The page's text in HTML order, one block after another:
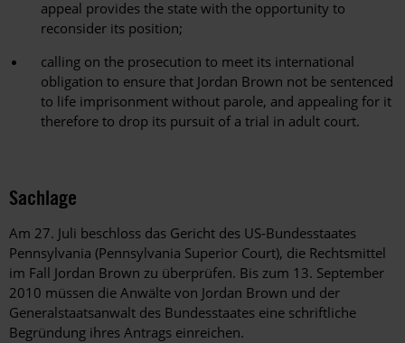
appeal provides the state with the opportunity to
reconsider its position;
calling on the prosecution to meet its international
obligation to ensure that Jordan Brown not be sentenced
to life imprisonment without parole, and appealing for it
therefore to drop its pursuit of a trial in adult court.
Sachlage
Am 27. Juli beschloss das Gericht des US-Bundesstaates
Pennsylvania (Pennsylvania Superior Court), die Rechtsmittel
im Fall Jordan Brown zu überprüfen. Bis zum 13. September
2010 müssen die Anwälte von Jordan Brown und der
Generalstaatsanwalt des Bundesstaates eine schriftliche
Begründung ihres Antrags einreichen.